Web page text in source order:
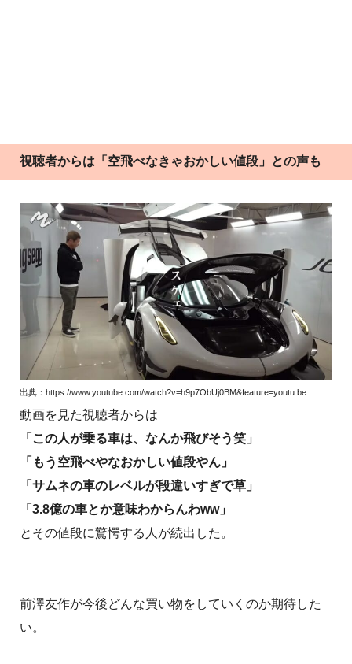
視聴者からは「空飛べなきゃおかしい値段」との声も
出典：https://www.youtube.com/watch?v=h9p7ObUj0BM&feature=youtu.be
動画を見た視聴者からは
「この人が乗る車は、なんか飛びそう笑」
「もう空飛べやなおかしい値段やん」
「サムネの車のレベルが段違いすぎで草」
「3.8億の車とか意味わからんわww」
とその値段に驚愕する人が続出した。
前澤友作が今後どんな買い物をしていくのか期待した
い。